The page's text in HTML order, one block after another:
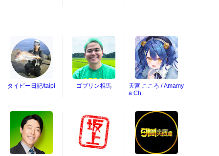
タイピー日記/taipi ゴブリン相馬
天宮 こころ / Amamy
a Ch.